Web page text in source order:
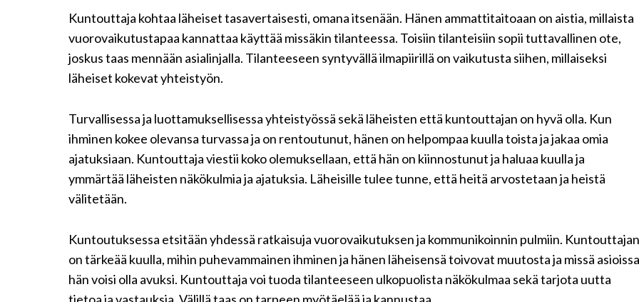
Kuntouttaja kohtaa läheiset tasavertaisesti, omana itsenään. Hänen ammattitaitoaan on aistia, millaista
vuorovaikutustapaa kannattaa käyttää missäkin tilanteessa. Toisiin tilanteisiin sopii tuttavallinen ote,
joskus taas mennään asialinjalla. Tilanteeseen syntyvällä ilmapiirillä on vaikutusta siihen, millaiseksi
läheiset kokevat yhteistyön.
Turvallisessa ja luottamuksellisessa yhteistyössä sekä läheisten että kuntouttajan on hyvä olla. Kun
ihminen kokee olevansa turvassa ja on rentoutunut, hänen on helpompaa kuulla toista ja jakaa omia
ajatuksiaan. Kuntouttaja viestii koko olemuksellaan, että hän on kiinnostunut ja haluaa kuulla ja
ymmärtää läheisten näkökulmia ja ajatuksia. Läheisille tulee tunne, että heitä arvostetaan ja heistä
välitetään.
Kuntoutuksessa etsitään yhdessä ratkaisuja vuorovaikutuksen ja kommunikoinnin pulmiin. Kuntouttajan
on tärkeää kuulla, mihin puhevammainen ihminen ja hänen läheisensä toivovat muutosta ja missä asioissa
hän voisi olla avuksi. Kuntouttaja voi tuoda tilanteeseen ulkopuolista näkökulmaa sekä tarjota uutta